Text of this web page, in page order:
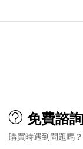
免費諮詢
購買時遇到問題嗎